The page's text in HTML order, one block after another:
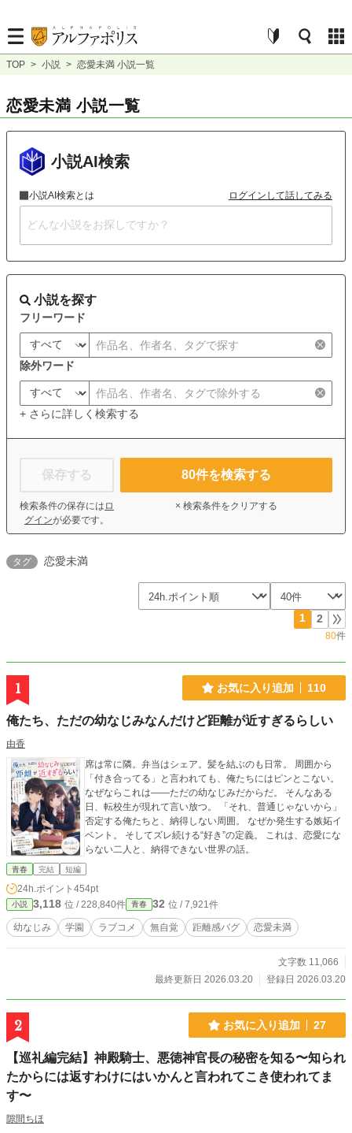
TOP > 小説 > 恋愛未満 小説一覧
恋愛未満 小説一覧
小説AI検索
小説AI検索とは ログインして話してみる
小説を探す
フリーワード
除外ワード
+ さらに詳しく検索する
保存する
検索条件の保存には ロ
グインが必要です。
80件を検索する
× 検索条件をクリアする
タグ 恋愛未満
1 2
80件
1 お気に入り追加 110
俺たち、ただの幼なじみなんだけど距離が近すぎるらしい
由香
席は常に隣。弁当はシェア。髪を結ぶのも日常。 周囲から
「付き合ってる」と言われても、俺たちにはピンとこない。
なぜならこれは――ただの幼なじみだからだ。 そんなある
日、転校生が現れて言い放つ。 「それ、普通じゃないから」
否定する俺たちと、納得しない周囲。 なぜか発生する嫉妬イ
ベント。 そしてズレ続ける“好き”の定義。 これは、恋愛にな
らない二人と、納得できない世界の話。
青春 完結 短編
24h.ポイント 454pt
小説 3,118 位 / 228,840件 青春 32 位 / 7,921件
幼なじみ 学園 ラブコメ 無自覚 距離感バグ 恋愛未満
文字数 11,066
最終更新日 2026.03.20
登録日 2026.03.20
2 お気に入り追加 27
【巡礼編完結】神殿騎士、悪徳神官長の秘密を知る〜知られ
たからには返すわけにはいかんと言われてこき使われてま
す〜
隙間ちほ